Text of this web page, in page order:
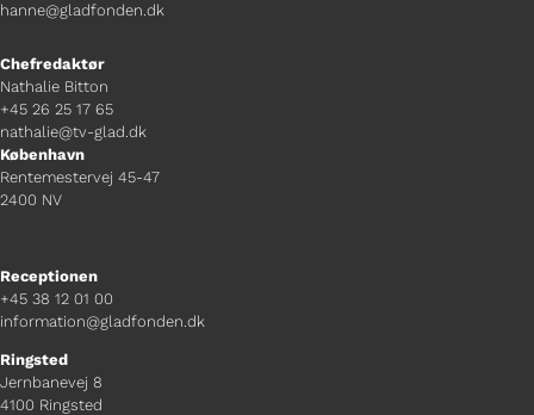
hanne@gladfonden.dk
Chefredaktør
Nathalie Bitton
+45 26 25 17 65
nathalie@tv-glad.dk
København
Rentemestervej 45-47
2400 NV
Receptionen
+45 38 12 01 00
information@gladfonden.dk
Ringsted
Jernbanevej 8
4100 Ringsted